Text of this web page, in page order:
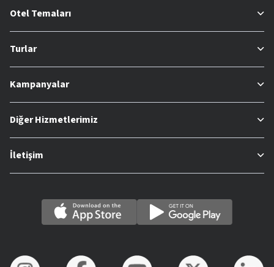
Otel Temaları
Turlar
Kampanyalar
Diğer Hizmetlerimiz
İletişim